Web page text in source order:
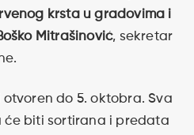
krsta u gradovima i
Mitrašinović, sekretar
do 5. oktobra. Sva
biti sortirana i predata